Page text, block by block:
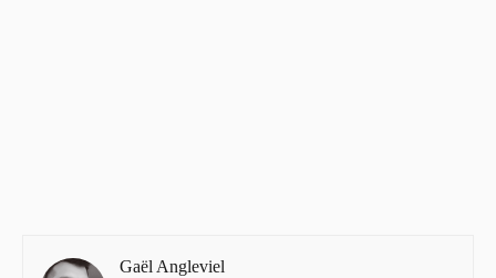
Gaël Angleviel